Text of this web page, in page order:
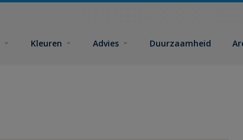
Kleuren Advies Duurzaamheid